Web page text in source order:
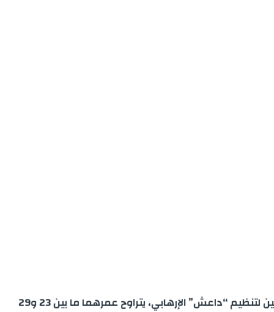
تمكن المكتب المركزي للأبحاث القضائية التابع للمديرية العامة لمراقبة التراب الوطني، اليوم الثلاثاء، من توقيف عنصرين مواليين لتنظيم “داعش” الإرهابي، يتراوح عمرهما ما بين 23 و29